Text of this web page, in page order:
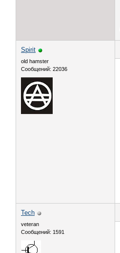
Spirit
old hamster
Сообщений: 22036
Tech
veteran
Сообщений: 1591